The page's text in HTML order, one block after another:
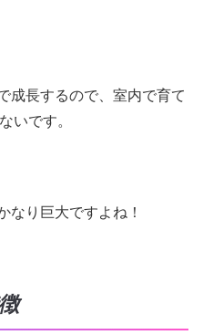
成長するので、室内で育て
いです。
なり巨大ですよね！